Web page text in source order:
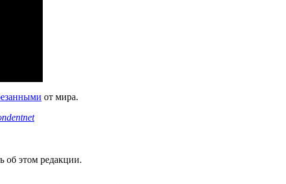
от мира.
об этом редакции.